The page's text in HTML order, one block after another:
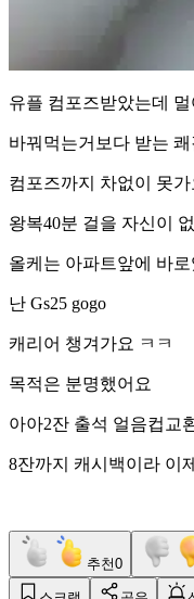
유플 컴포즈받았는데 멀
바꿔먹는거보다 받는
컴포즈까지 차없이 못가
왕복40분 걸을 자신이
올케는 아파트앞에 바
난 Gs25 gogo
캐리어 챙겨가요 ㅋㅋ
목적은 분명했어요
아아2잔 출석 얼음컵교
8잔까지 캐시백이라 이
추천0